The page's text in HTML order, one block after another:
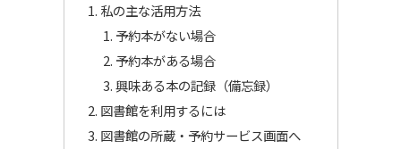
私の主な活用方法
予約本がない場合
予約本がある場合
興味ある本の記録（備忘録）
図書館を利用するには
図書館の所蔵・予約サービス画面へ